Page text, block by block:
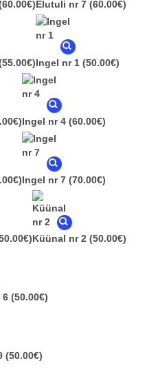
Elutuli nr 7 (60.00€)
Ingel nr 1 (50.00€)
Ingel nr 4 (60.00€)
Ingel nr 7 (70.00€)
Küünal nr 2 (50.00€)
6 (50.00€)
(50.00€)